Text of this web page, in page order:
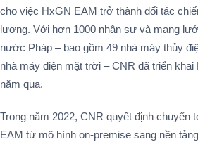
cho việc HxGN EAM trở thành đối tác
lượng. Với hơn 1000 nhân sự và mạng
nước Pháp – bao gồm 49 nhà máy thủy
nhà máy điện mặt trời – CNR đã triển
năm qua.
Trong năm 2022, CNR quyết định chuyển
EAM từ mô hình on-premise sang nền